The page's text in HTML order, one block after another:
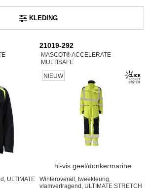
KLEDING
ULTIMATE
21019-292
MASCOT® ACCELERATE
MULTISAFE
NIEUW
hi-vis geel/donkermarine
Winteroverall, tweekleurig,
vlamvertragend, ULTIMATE STRETCH